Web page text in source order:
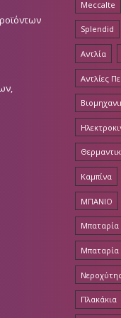
Meccalte
Splendid
Αντλία
Αντλίες
Καμπίνα
ΜΠΑΝΙΟ
Μπαταρία
Πλακάκια